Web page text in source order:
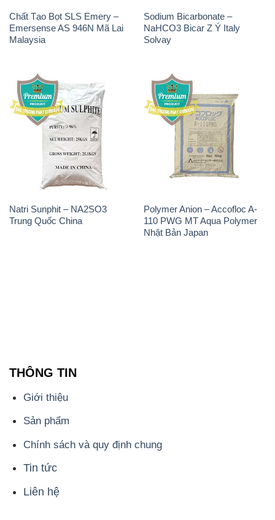
Chất Tạo Bọt SLS Emery –
Emersense AS 946N Mã Lai
Malaysia
Sodium Bicarbonate –
NaHCO3 Bicar Z Ý Italy
Solvay
Natri Sunphit – NA2SO3
Trung Quốc China
Polymer Anion – Accofloc A-
110 PWG MT Aqua Polymer
Nhật Bản Japan
THÔNG TIN
Giới thiệu
Sản phẩm
Chính sách và quy định chung
Tin tức
Liên hệ